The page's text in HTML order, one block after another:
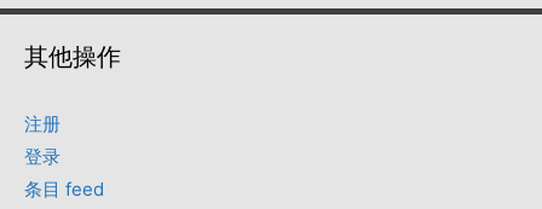
其他操作
注册
登录
条目 feed